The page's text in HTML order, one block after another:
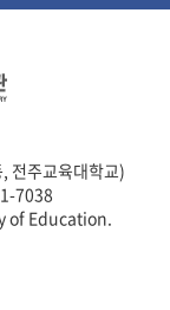
전주교육대학교)
7038
of Education.